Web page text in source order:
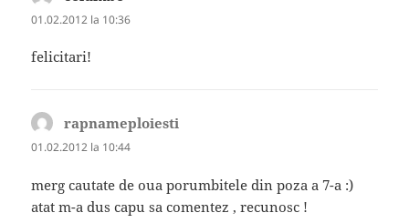
01.02.2012 la 10:36
felicitari!
rapnameploiesti
01.02.2012 la 10:44
merg cautate de oua porumbitele din poza a 7-a :)
atat m-a dus capu sa comentez , recunosc !